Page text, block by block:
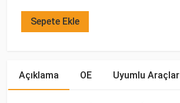
Sepete Ekle
Açıklama OE Uyumlu Araçlar